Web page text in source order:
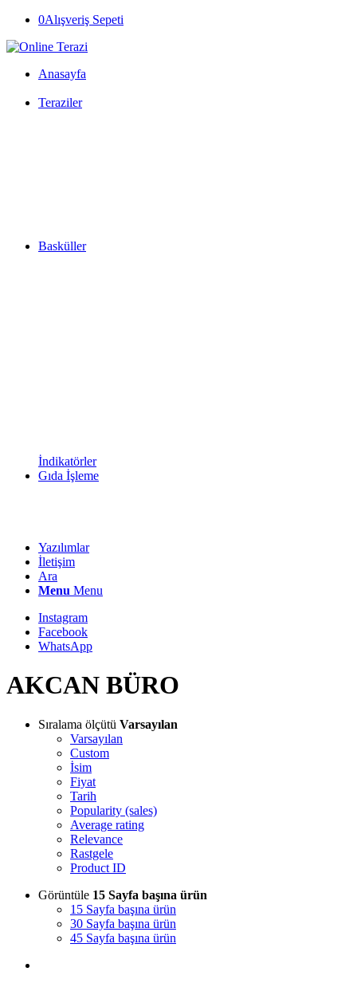
0Alışveriş Sepeti
Anasayfa
Teraziler
Basküller
İndikatörler
Gıda İşleme
Yazılımlar
İletişim
Ara
Menu Menu
Instagram
Facebook
WhatsApp
AKCAN BÜRO
Sıralama ölçütü Varsayılan
Varsayılan
Custom
İsim
Fiyat
Tarih
Popularity (sales)
Average rating
Relevance
Rastgele
Product ID
Görüntüle 15 Sayfa başına ürün
15 Sayfa başına ürün
30 Sayfa başına ürün
45 Sayfa başına ürün